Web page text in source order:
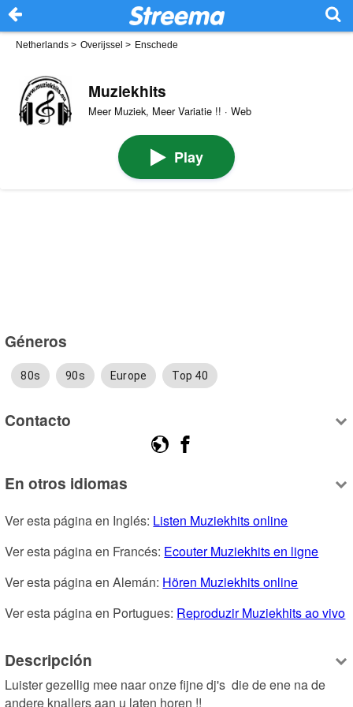
Netherlands > Overijssel > Enschede
Muziekhits
Meer Muziek, Meer Variatie !! · Web
Play
Géneros
80s 90s Europe Top 40
Contacto
En otros idiomas
Ver esta página en Inglés: Listen Muziekhits online
Ver esta página en Francés: Ecouter Muziekhits en ligne
Ver esta página en Alemán: Hören Muziekhits online
Ver esta página en Portugues: Reproduzir Muziekhits ao vivo
Descripción
Luister gezellig mee naar onze fijne dj's  die de ene na de
andere knallers aan u laten horen !!